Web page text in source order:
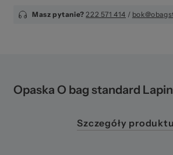
Masz pytanie? 222 571 414 /
Opaska O bag standard
Szczegóły produktu